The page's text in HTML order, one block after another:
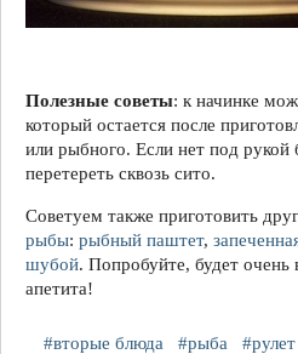
Полезные советы: к начинке
который остается после
или рыбного. Если нет под рукой
перетереть сквозь сито.
Советуем также приготовить
рыбы: рыбный паштет,
шубой. Попробуйте, будет очень
апетита!
#вторые блюда #рыба #рулет